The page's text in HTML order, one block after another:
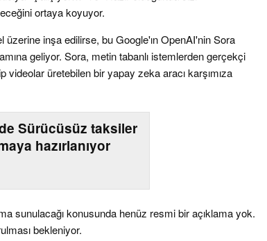
ortaya koyuyor.
üzerine inşa edilirse, bu Google'ın OpenAI'nin Sora
geliyor. Sora, metin tabanlı istemlerden gerçekçi
üretebilen bir yapay zeka aracı karşımıza
Sürücüsüz taksiler
hazırlanıyor
sunulacağı konusunda henüz resmi bir açıklama yok.
bekleniyor.